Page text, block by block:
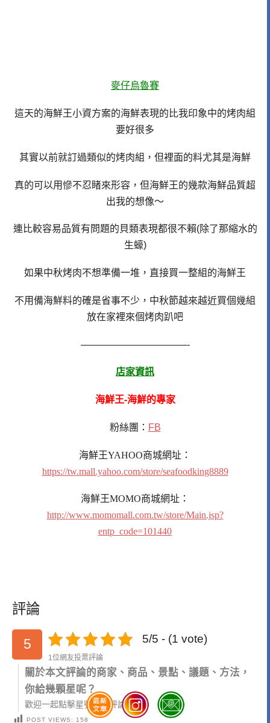
麥仔烏魯賽
這天的海鮮王小資方案的海鮮表現的比我印象中的烤肉組
要好很多
其實以前就訂過類似的烤肉組，但裡面的料尤其是海鮮
真的可以用慘不忍睹來形容，但海鮮王的幾款海鮮品質超
出我的想像～
連比較容易品質有問題的貝類表現都很不賴(除了那縮水的
生蠔)
如果中秋烤肉不想準備一堆，直接買一整組的海鮮王
不用備海鮮料的確是省事不少，中秋節越來越近買個幾組
放在家裡來個烤肉趴吧
———————————-
店家資訊
海鮮王-海鮮的專家
粉絲團： FB
海鮮王YAHOO商城網址：
https://tw.mall.yahoo.com/store/seafoodking8889
海鮮王MOMO商城網址：
http://www.momomall.com.tw/store/Main.jsp?
entp_code=101440
評論
5 5/5 - (1 vote)
1位網友投票評論
關於本文評論的商家、商品、景點、議題、方法，
你給幾顆星呢？
歡迎一起點擊星號參與評論唷！
POST VIEWS: 158